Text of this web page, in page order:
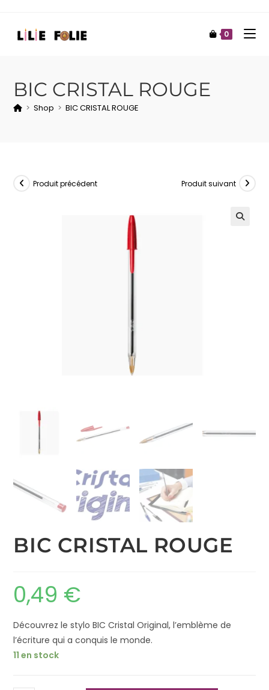
0
BIC CRISTAL ROUGE
> Shop > BIC CRISTAL ROUGE
Produit précédent Produit suivant
BIC CRISTAL ROUGE
0,49 €
Découvrez le stylo BIC Cristal Original, l’emblème de
l’écriture qui a conquis le monde.
11 en stock